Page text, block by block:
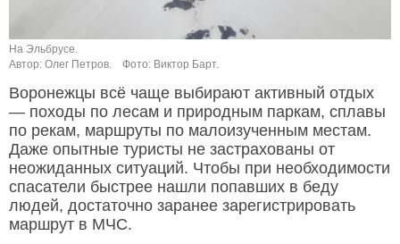
На Эльбрусе.
Автор: Олег Петров.
Фото: Виктор Барт.
Воронежцы всё чаще выбирают активный отдых
— походы по лесам и природным паркам, сплавы
по рекам, маршруты по малоизученным местам.
Даже опытные туристы не застрахованы от
неожиданных ситуаций. Чтобы при необходимости
спасатели быстрее нашли попавших в беду
людей, достаточно заранее зарегистрировать
маршрут в МЧС.